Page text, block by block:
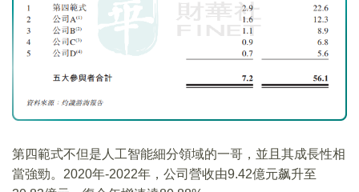
第四範式不但是人工智能細分領域的一哥，並且其成長性相
當強勁。2020年-2022年，公司營收由9.42億元飙升至